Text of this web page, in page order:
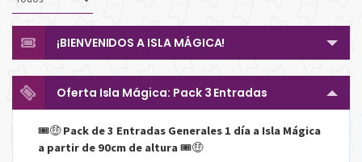
¡BIENVENIDOS A ISLA MÁGICA!
Oferta Isla Mágica: Pack 3 Entradas
🎟️🤑Pack de 3 Entradas Generales 1 día a Isla Mágica
a partir de 90cm de altura🎟️🤑